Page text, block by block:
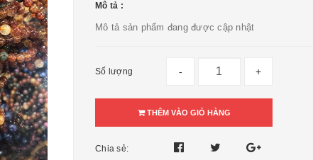
Mô tả :
Mô tả sản phẩm đang được cập nhật
Số lượng - +
THÊM VÀO GIỎ HÀNG
Chia sẻ: